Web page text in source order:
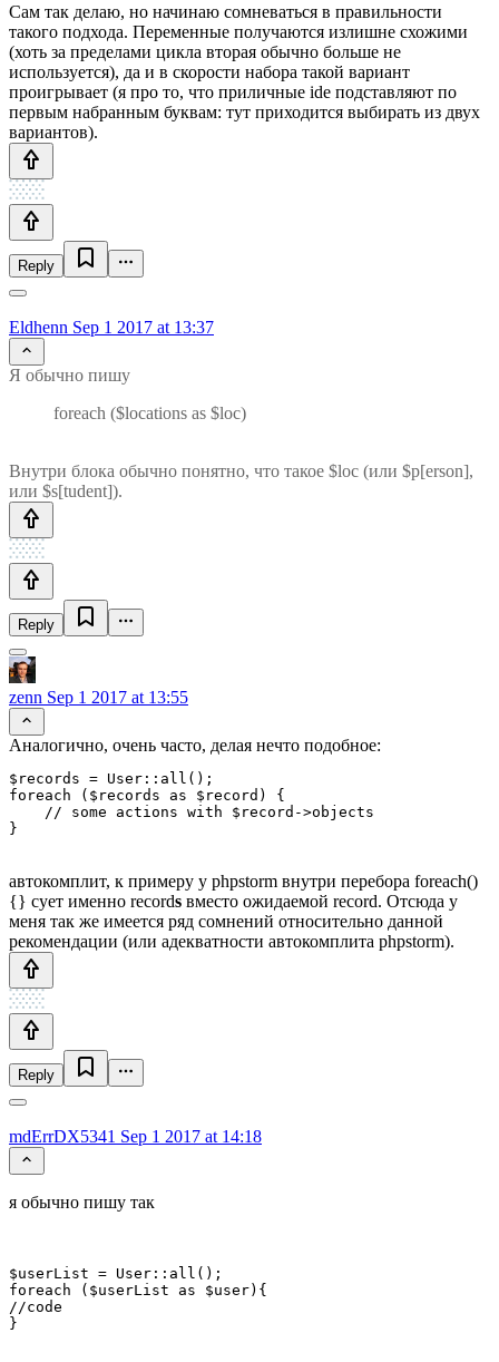
Сам так делаю, но начинаю сомневаться в правильности
такого подхода. Переменные получаются излишне схожими
(хоть за пределами цикла вторая обычно больше не
используется), да и в скорости набора такой вариант
проигрывает (я про то, что приличные ide подставляют по
первым набранным буквам: тут приходится выбирать из двух
вариантов).
Reply
Eldhenn Sep 1 2017 at 13:37
Я обычно пишу
foreach ($locations as $loc)
Внутри блока обычно понятно, что такое $loc (или $p[erson],
или $s[tudent]).
Reply
zenn Sep 1 2017 at 13:55
Аналогично, очень часто, делая нечто подобное:
$records = User::all();
foreach ($records as $record) {
    // some actions with $record->objects
автокомплит, к примеру у phpstorm внутри перебора foreach()
{} сует именно records вместо ожидаемой record. Отсюда у
меня так же имеется ряд сомнений относительно данной
рекомендации (или адекватности автокомплита phpstorm).
Reply
mdErrDX5341 Sep 1 2017 at 14:18
я обычно пишу так
$userList = User::all();
foreach ($userList as $user){
//code
}